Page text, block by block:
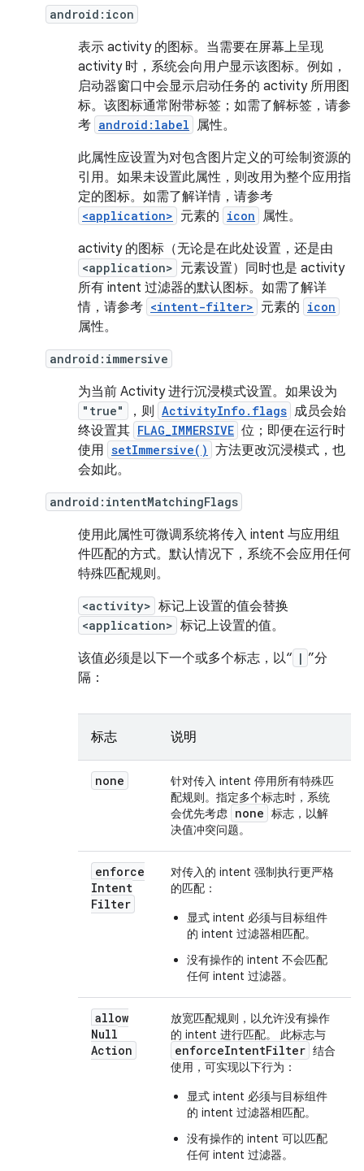
android:icon
表示 activity 的图标。当需要在屏幕上呈现
activity 时，系统会向用户显示该图标。例如，
启动器窗口中会显示启动任务的 activity 所用图
标。该图标通常附带标签；如需了解标签，请参
考 android:label 属性。
此属性应设置为对包含图片定义的可绘制资源的
引用。如果未设置此属性，则改用为整个应用指
定的图标。如需了解详情，请参考
<application> 元素的 icon 属性。
activity 的图标（无论是在此处设置，还是由
<application> 元素设置）同时也是 activity
所有 intent 过滤器的默认图标。如需了解详
情，请参考 <intent-filter> 元素的 icon
属性。
android:immersive
为当前 Activity 进行沉浸模式设置。如果设为
"true" ，则 ActivityInfo.flags 成员会始
终设置其 FLAG_IMMERSIVE 位；即便在运行时
使用 setImmersive() 方法更改沉浸模式，也
会如此。
android:intentMatchingFlags
使用此属性可微调系统将传入 intent 与应用组
件匹配的方式。默认情况下，系统不会应用任何
特殊匹配规则。
<activity> 标记上设置的值会替换
<application> 标记上设置的值。
该值必须是以下一个或多个标志，以“ | ”分
隔：
标志 说明
none
针对传入 intent 停用所有特殊匹
配规则。指定多个标志时，系统
会优先考虑 none 标志，以解
决值冲突问题。
enforce
Intent
Filter
对传入的 intent 强制执行更严格
的匹配：
显式 intent 必须与目标组件
的 intent 过滤器相匹配。
没有操作的 intent 不会匹配
任何 intent 过滤器。
allow
Null
Action
放宽匹配规则，以允许没有操作
的 intent 进行匹配。 此标志与
enforceIntentFilter 结合
使用，可实现以下行为：
显式 intent 必须与目标组件
的 intent 过滤器相匹配。
没有操作的 intent 可以匹配
任何 intent 过滤器。